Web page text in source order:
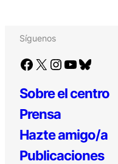
Síguenos
Facebook X Instagram YouTube Bluesky
Sobre el centro
Prensa
Hazte amigo/a
Publicaciones